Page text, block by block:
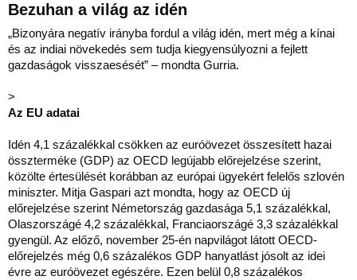
Bezuhan a világ az idén
„Bizonyára negatív irányba fordul a világ idén, mert még a kínai
és az indiai növekedés sem tudja kiegyensúlyozni a fejlett
gazdaságok visszaesését” – mondta Gurria.
>
Az EU adatai
Idén 4,1 százalékkal csökken az euróövezet összesített hazai
összterméke (GDP) az OECD legújabb előrejelzése szerint,
közölte értesülését korábban az európai ügyekért felelős szlovén
miniszter. Mitja Gaspari azt mondta, hogy az OECD új
előrejelzése szerint Németország gazdasága 5,1 százalékkal,
Olaszországé 4,2 százalékkal, Franciaországé 3,3 százalékkal
gyengül. Az előző, november 25-én napvilágot látott OECD-
előrejelzés még 0,6 százalékos GDP hanyatlást jósolt az idei
évre az euróövezet egészére. Ezen belül 0,8 százalékos